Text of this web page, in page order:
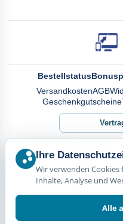
Bestellstatus
VersandkostenAGB
Geschenkgutscheine
Ihre
Wir verwenden
Inhalte, Analyse und
Alle